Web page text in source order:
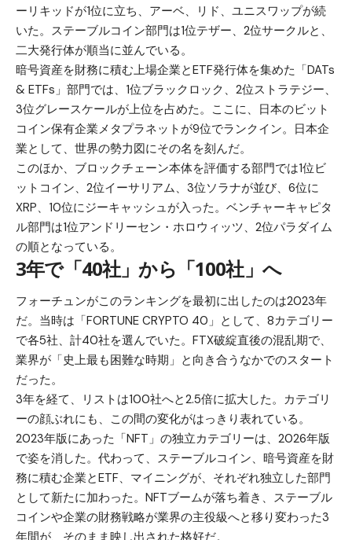
ーリキッドが1位に立ち、アーベ、リド、ユニスワップが続
いた。ステーブルコイン部門は1位テザー、2位サークルと、
二大発行体が順当に並んでいる。
暗号資産を財務に積む上場企業とETF発行体を集めた「DATs
& ETFs」部門では、1位ブラックロック、2位ストラテジー、
3位グレースケールが上位を占めた。ここに、日本のビット
コイン保有企業メタプラネットが9位でランクイン。日本企
業として、世界の勢力図にその名を刻んだ。
このほか、ブロックチェーン本体を評価する部門では1位ビ
ットコイン、2位イーサリアム、3位ソラナが並び、6位に
XRP、10位にジーキャッシュが入った。ベンチャーキャピタ
ル部門は1位アンドリーセン・ホロウィッツ、2位パラダイム
の順となっている。
3年で「40社」から「100社」へ
フォーチュンがこのランキングを最初に出したのは2023年
だ。当時は「FORTUNE CRYPTO 40」として、8カテゴリー
で各5社、計40社を選んでいた。FTX破綻直後の混乱期で、
業界が「史上最も困難な時期」と向き合うなかでのスタート
だった。
3年を経て、リストは100社へと2.5倍に拡大した。カテゴリ
ーの顔ぶれにも、この間の変化がはっきり表れている。
2023年版にあった「NFT」の独立カテゴリーは、2026年版
で姿を消した。代わって、ステーブルコイン、暗号資産を財
務に積む企業とETF、マイニングが、それぞれ独立した部門
として新たに加わった。NFTブームが落ち着き、ステーブル
コインや企業の財務戦略が業界の主役級へと移り変わった3